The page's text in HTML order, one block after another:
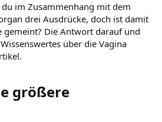
t
d
e
s
k
im Zusammenhang mit dem
drei Ausdrücke, doch ist damit
gemeint? Die Antwort darauf und
über die Vagina
größere